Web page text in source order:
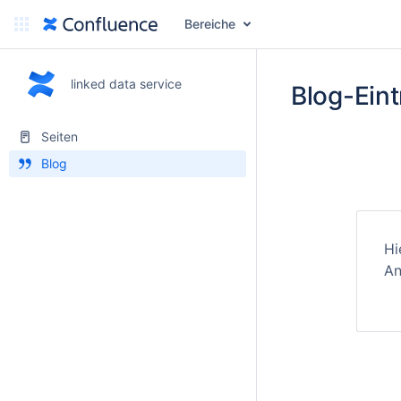
Bereiche
linked data service
Seiten
Blog
Blog-